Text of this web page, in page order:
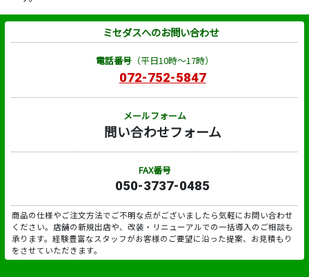
ミセダスへのお問い合わせ
電話番号（平日10時～17時）
072-752-5847
メールフォーム
問い合わせフォーム
FAX番号
050-3737-0485
商品の仕様やご注文方法でご不明な点がございましたら気軽にお問い合わせ
ください。店舗の新規出店や、改装・リニューアルでの一括導入のご相談も
承ります。経験豊富なスタッフがお客様のご要望に沿った提案、お見積もり
をさせていただきます。